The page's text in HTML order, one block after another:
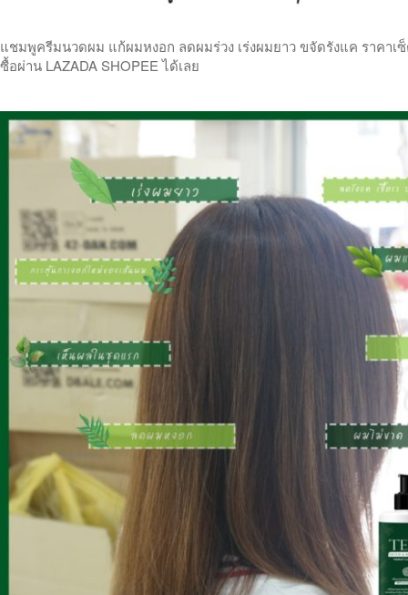
แชมพูครีมนวดผม แก้ผมหงอก ลดผมร่วง เร่งผมยาว ขจัดรังแค ราคาเ
ซื้อผ่าน LAZADA SHOPEE ได้เลย